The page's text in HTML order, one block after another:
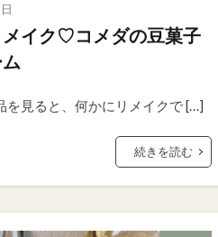
メイク♡コメダの豆菓子
を見ると、何かにリメイクで […]
続きを読む